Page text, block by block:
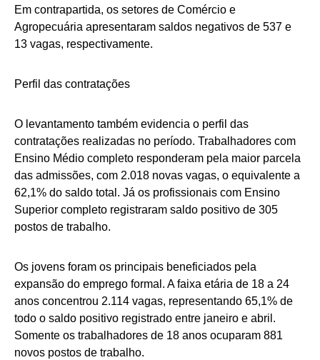
Em contrapartida, os setores de Comércio e
Agropecuária apresentaram saldos negativos de 537 e
13 vagas, respectivamente.
Perfil das contratações
O levantamento também evidencia o perfil das
contratações realizadas no período. Trabalhadores com
Ensino Médio completo responderam pela maior parcela
das admissões, com 2.018 novas vagas, o equivalente a
62,1% do saldo total. Já os profissionais com Ensino
Superior completo registraram saldo positivo de 305
postos de trabalho.
Os jovens foram os principais beneficiados pela
expansão do emprego formal. A faixa etária de 18 a 24
anos concentrou 2.114 vagas, representando 65,1% de
todo o saldo positivo registrado entre janeiro e abril.
Somente os trabalhadores de 18 anos ocuparam 881
novos postos de trabalho.